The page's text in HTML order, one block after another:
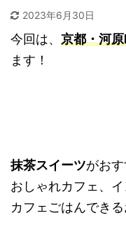
2023年6月30日
今回は、 京都・河
ます！
抹茶スイーツがお
おしゃれカフェ、
カフェごはんでき